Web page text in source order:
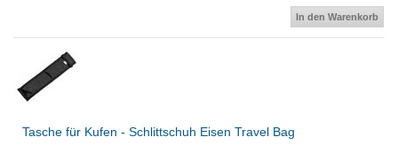
In den Warenkorb
Tasche für Kufen - Schlittschuh Eisen Travel Bag